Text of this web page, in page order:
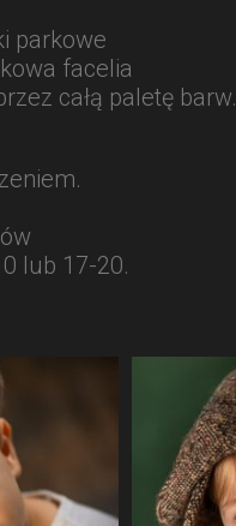
parkowe
facelia
całą paletę barw.
lub 17-20.